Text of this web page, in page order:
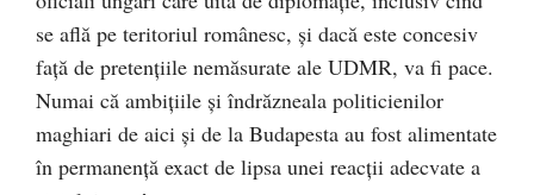
se află pe teritoriul românesc, și dacă este concesiv
față de pretențiile nemăsurate ale UDMR, va fi pace.
Numai că ambițiile și îndrăzneala politicienilor
maghiari de aici și de la Budapesta au fost alimentate
în permanență exact de lipsa unei reacții adecvate a